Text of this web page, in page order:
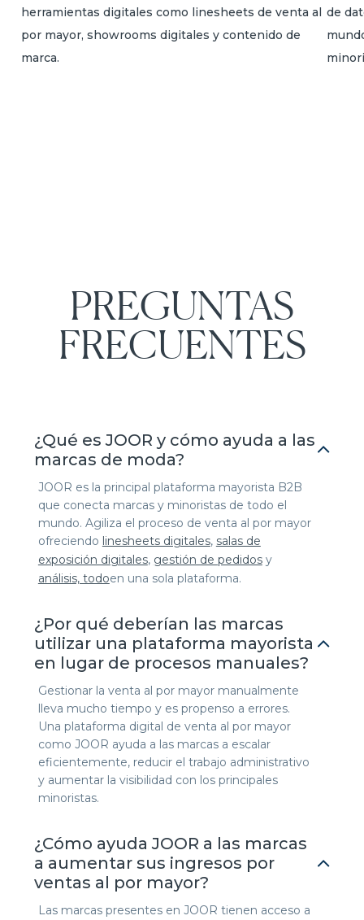
herramientas digitales como linesheets de venta al
por mayor, showrooms digitales y contenido de
marca.
de
PREGUNTAS
FRECUENTES
¿Qué es JOOR y cómo ayuda a las
marcas de moda?
JOOR es la principal plataforma mayorista B2B
que conecta marcas y minoristas de todo el
mundo. Agiliza el proceso de venta al por mayor
ofreciendo linesheets digitales, salas de
exposición digitales, gestión de pedidosy
análisis, todoen una sola plataforma.
¿Por qué deberían las marcas
utilizar una plataforma mayorista
en lugar de procesos manuales?
Gestionar la venta al por mayor manualmente
lleva mucho tiempo y es propenso a errores.
Una plataforma digital de venta al por mayor
como JOOR ayuda a las marcas a escalar
eficientemente, reducir el trabajo administrativo
y aumentar la visibilidad con los principales
minoristas.
¿Cómo ayuda JOOR a las marcas
a aumentar sus ingresos por
ventas al por mayor?
Las marcas presentes en JOOR tienen acceso a